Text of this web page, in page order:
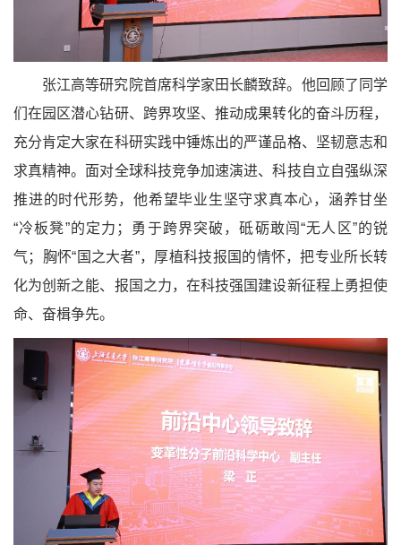
张江高等研究院首席科学家田长麟致辞。他回顾了同学
们在园区潜心钻研、跨界攻坚、推动成果转化的奋斗历程，
充分肯定大家在科研实践中锤炼出的严谨品格、坚韧意志和
求真精神。面对全球科技竞争加速演进、科技自立自强纵深
推进的时代形势，他希望毕业生坚守求真本心，涵养甘坐
“冷板凳”的定力；勇于跨界突破，砥砺敢闯“无人区”的锐
气；胸怀“国之大者”，厚植科技报国的情怀，把专业所长转
化为创新之能、报国之力，在科技强国建设新征程上勇担使
命、奋楫争先。